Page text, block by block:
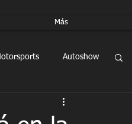
Más
Autoshow